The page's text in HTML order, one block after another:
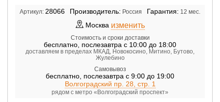
Артикул: 28066 Производитель: Россия Гарантия: 12 мес.
Москва изменить
Стоимость и сроки доставки
бесплатно послезавтра с 10:00 до 18:00
доставляем в пределах МКАД, Новокосино, Митино, Бутово,
Жулебино
Самовывоз
бесплатно послезавтра с 9:00 до 19:00
Волгоградский пр. 28, стр. 1
рядом с метро «Волгоградский проспект»